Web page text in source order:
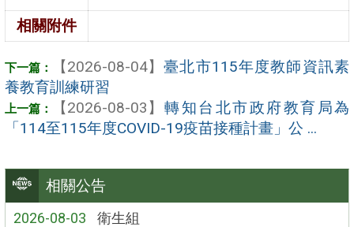
相關公告
2026-08-03 衛生組
相關附件
【2026-08-04】 臺北市115年度教師資訊素
養教育訓練研習
【2026-08-03】 轉知台北市政府教育局為
「114至115年度COVID-19疫苗接種計畫」公 ...